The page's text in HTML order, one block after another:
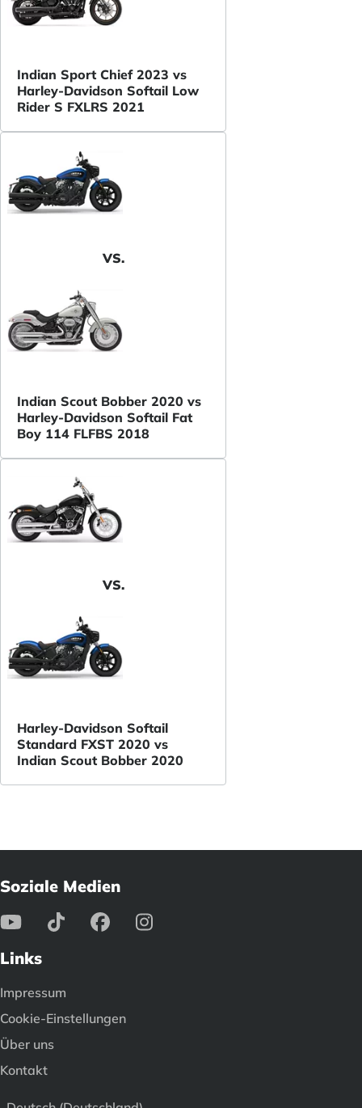
Indian Sport Chief 2023 vs
Harley-Davidson Softail Low
Rider S FXLRS 2021
VS.
Indian Scout Bobber 2020 vs
Harley-Davidson Softail Fat
Boy 114 FLFBS 2018
VS.
Harley-Davidson Softail
Standard FXST 2020 vs
Indian Scout Bobber 2020
Soziale Medien
Links
Impressum
Cookie-Einstellungen
Über uns
Kontakt